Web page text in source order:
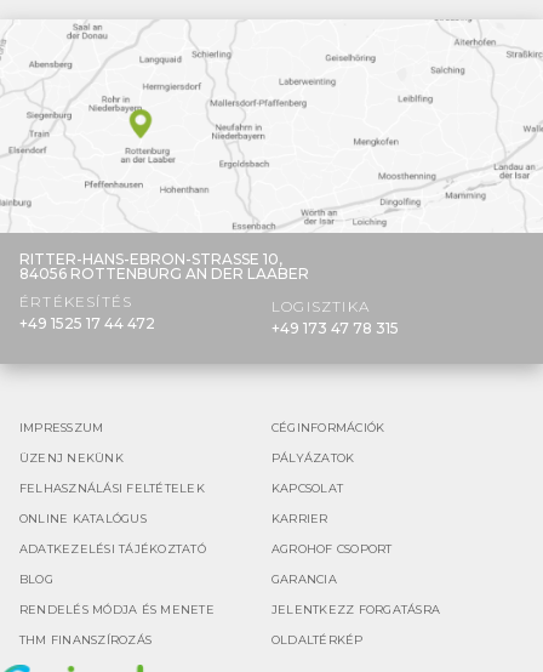
RITTER-HANS-EBRON-STRASSE 10,
84056 ROTTENBURG AN DER LAABER
ÉRTÉKESÍTÉS
+49 1525 17 44 472
LOGISZTIKA
+49 173 47 78 315
IMPRESSZUM CÉGINFORMÁCIÓK
ÜZENJ NEKÜNK PÁLYÁZATOK
FELHASZNÁLÁSI FELTÉTELEK KAPCSOLAT
ONLINE KATALÓGUS KARRIER
ADATKEZELÉSI TÁJÉKOZTATÓ AGROHOF CSOPORT
BLOG GARANCIA
RENDELÉS MÓDJA ÉS MENETE JELENTKEZZ FORGATÁSRA
THM FINANSZÍROZÁS OLDALTÉRKÉP